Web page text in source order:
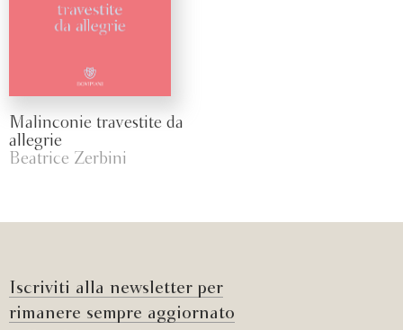
Malinconie travestite da
allegrie
Beatrice Zerbini
Iscriviti alla newsletter per
rimanere sempre aggiornato